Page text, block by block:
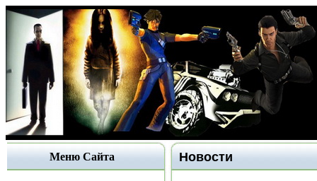
Меню Сайта Новости